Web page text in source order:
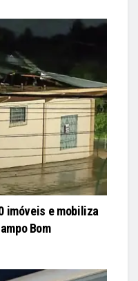
imóveis e mobiliza
Bom